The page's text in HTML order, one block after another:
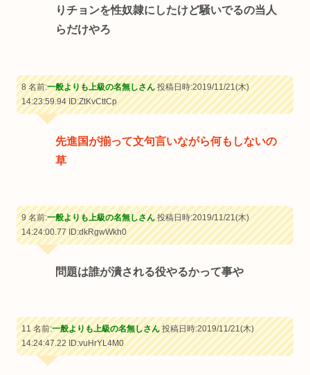
りチョンを性奴隷にしたけど騒いでるの当人
らだけやろ
8 名前:一般よりも上級の名無しさん投稿日時:2019/11/21(木)
14:23:59.94ID:ZtKvCttCp
先進国が揃って文句言いながら何もしないの
草
9 名前:一般よりも上級の名無しさん投稿日時:2019/11/21(木)
14:24:00.77ID:dkRgwWkh0
問題は誰が潰される役やるかって事や
11 名前:一般よりも上級の名無しさん投稿日時:2019/11/21(木)
14:24:47.22ID:vuHrYL4M0